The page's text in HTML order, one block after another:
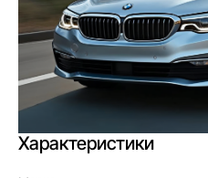
Характеристики